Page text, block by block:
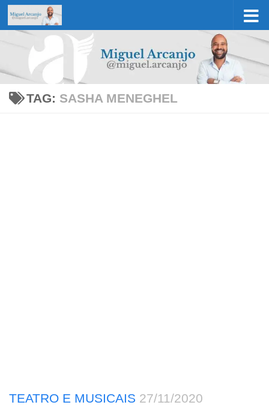
Skip to content
TAG: SASHA MENEGHEL
TEATRO E MUSICAIS 27/11/2020